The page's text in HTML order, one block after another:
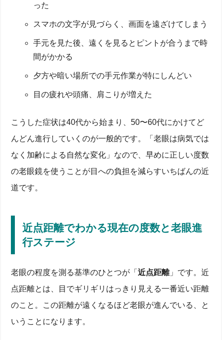
った
スマホの文字が見づらく、画面を遠ざけてしまう
手元を見た後、遠くを見るとピントが合うまで時
間がかかる
夕方や暗い場所での手元作業が特にしんどい
目の疲れや頭痛、肩こりが増えた
こうした症状は40代から始まり、50〜60代にかけてど
んどん進行していくのが一般的です。「老眼は病気では
なく加齢による自然な変化」なので、早めに正しい度数
の老眼鏡を使うことが目への負担を減らすいちばんの近
道です。
近点距離でわかる現在の度数と老眼進
行ステージ
老眼の程度を測る基準のひとつが「近点距離」です。近
点距離とは、目でギリギリはっきり見える一番近い距離
のこと。この距離が遠くなるほど老眼が進んでいる、と
いうことになります。